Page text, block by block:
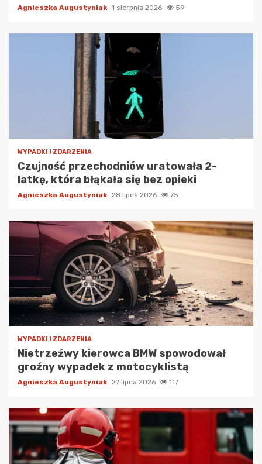
Agnieszka Augustyniak 1 sierpnia 2026 59
WYPADKI I ZDARZENIA
Czujność przechodniów uratowała 2-
latkę, która błąkała się bez opieki
Agnieszka Augustyniak 28 lipca 2026 75
WYPADKI I ZDARZENIA
Nietrzeźwy kierowca BMW spowodował
groźny wypadek z motocyklistą
Agnieszka Augustyniak 27 lipca 2026 117